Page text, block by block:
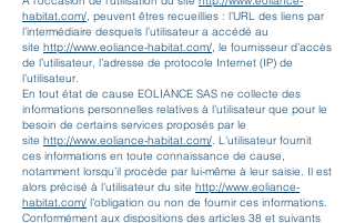
habitat.com/, peuvent êtres recueillies : l’URL des liens par
l’intermédiaire desquels l’utilisateur a accédé au
site http://www.eoliance-habitat.com/, le fournisseur d’accès
de l’utilisateur, l’adresse de protocole Internet (IP) de
l’utilisateur.
En tout état de cause EOLIANCE SAS ne collecte des
informations personnelles relatives à l’utilisateur que pour le
besoin de certains services proposés par le
site http://www.eoliance-habitat.com/. L’utilisateur fournit
ces informations en toute connaissance de cause,
notamment lorsqu’il procède par lui-même à leur saisie. Il est
alors précisé à l’utilisateur du site http://www.eoliance-
habitat.com/ l’obligation ou non de fournir ces informations.
Conformément aux dispositions des articles 38 et suivants